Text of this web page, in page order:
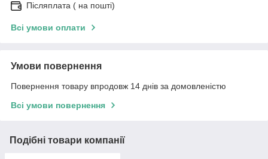
Післяплата ( на пошті)
Всі умови оплати
Умови повернення
Повернення товару впродовж 14 днів за домовленістю
Всі умови повернення
Подібні товари компанії